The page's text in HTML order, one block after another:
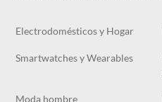
Electrodomésticos y Hogar
Smartwatches y Wearables
Moda hombre